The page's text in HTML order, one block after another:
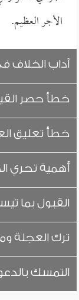
الأجر العظيم.
آداب الخلاف
خطأ حصر
خطأ تعليق
أهمية تحري
القبول بما
ترك العجلة
التمسك